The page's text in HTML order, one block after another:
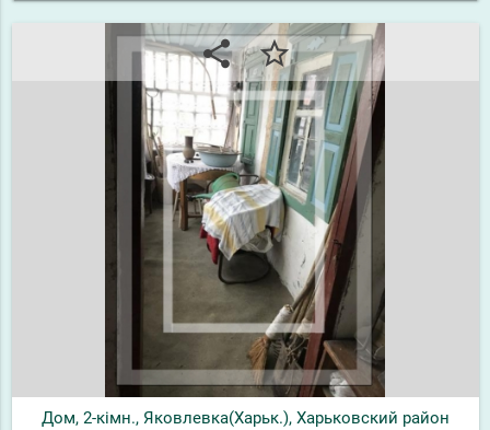
share star_border
Дом, 2-кімн., Яковлевка(Харьк.), Харьковский район